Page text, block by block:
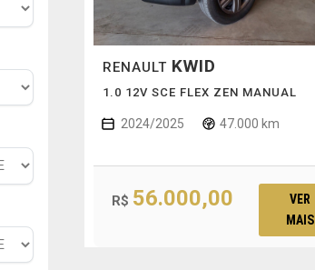
RENAULT KWID
1.0 12V SCE FLEX ZEN MANUAL
2024/2025 47.000 km
R$ 56.000,00
VER
MAIS